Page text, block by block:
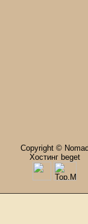
Copyright © Nomad
Хостинг beget